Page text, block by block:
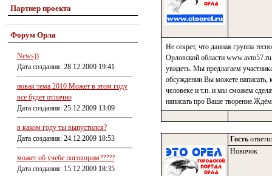
Партнер проекта
Форум Орла
News))
Дата создания: 28.12.2009 19:41
новая тема 2010 Может в этом году
все будет отлично
Дата создания: 25.12.2009 13:09
в каком году ты выпустился?
Дата создания: 24.12.2009 18:53
может об учебе поговорим?????
Дата создания: 15.12.2009 18:35
Не секрет, что данная группа
Орловской области
увидеть. Мы предлагаем
обсуждении Вы можете написать,
человеке и т.п. и мы сможем
написать про Ваше
Гость
Новичок